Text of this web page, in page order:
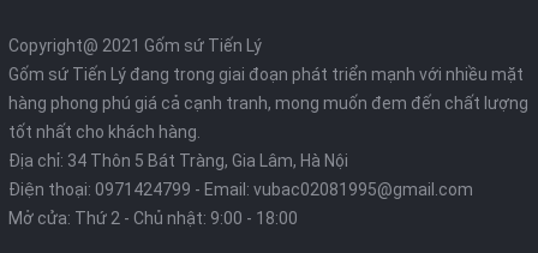
Copyright@ 2021 Gốm sứ Tiến Lý
Gốm sứ Tiến Lý đang trong giai đoạn phát triển mạnh với nhiều mặt
hàng phong phú giá cả cạnh tranh, mong muốn đem đến chất lượng
tốt nhất cho khách hàng.
Địa chỉ: 34 Thôn 5 Bát Tràng, Gia Lâm, Hà Nội
Điện thoại: 0971424799 - Email: vubac02081995@gmail.com
Mở cửa: Thứ 2 - Chủ nhật: 9:00 - 18:00